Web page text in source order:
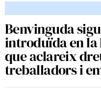
Benvinguda
introduïda en
que aclareix
treballadors i